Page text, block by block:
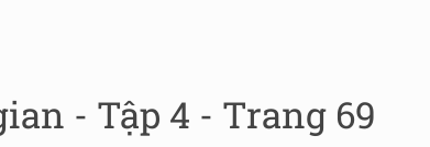
- Tập 4 - Trang 69